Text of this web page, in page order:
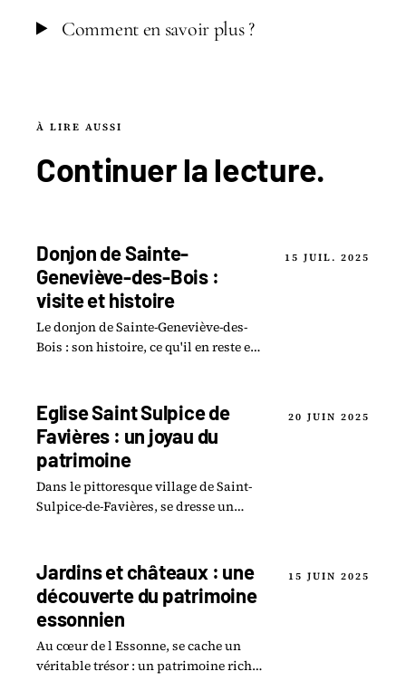
Comment en savoir plus ?
À LIRE AUSSI
Continuer lalecture.
Donjon de Sainte-
Geneviève-des-Bois :
visite et histoire
Le donjon de Sainte-Geneviève-des-
Bois : son histoire, ce qu'il en reste et
15 JUIL. 2025
Eglise Saint Sulpice de
Favières : un joyau du
patrimoine
Dans le pittoresque village de Saint-
Sulpice-de-Favières, se dresse un
20 JUIN 2025
Jardins et châteaux : une
découverte du patrimoine
essonnien
Au cœur de l Essonne, se cache un
véritable trésor : un patrimoine riche
15 JUIN 2025